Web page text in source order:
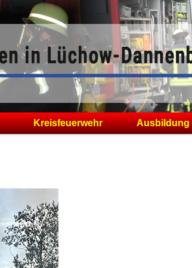
Kreisfeuerwehr Ausbildung